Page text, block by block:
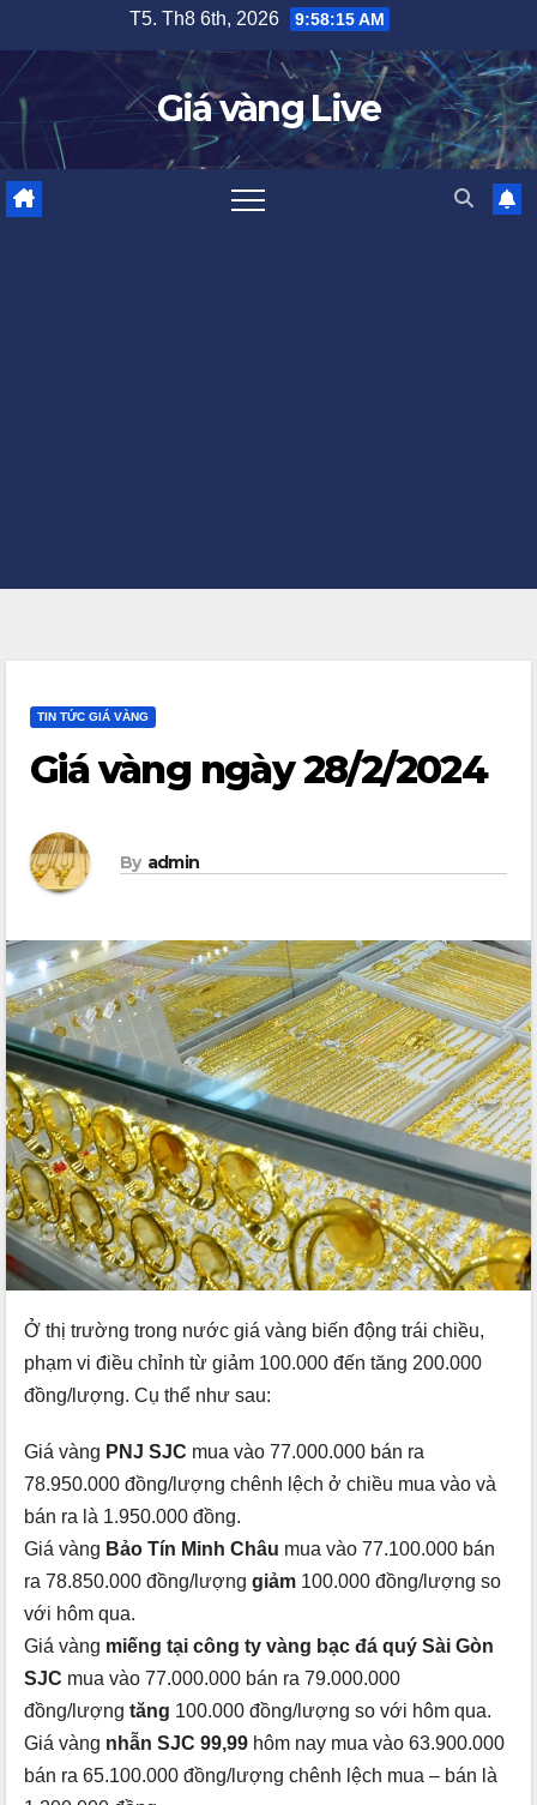
content
T5. Th8 6th, 2026 9:58:16 AM
Giá vàng Live
TIN TỨC GIÁ VÀNG
Giá vàng ngày 28/2/2024
By admin
Ở thị trường trong nước giá vàng biến động trái chiều,
phạm vi điều chỉnh từ giảm 100.000 đến tăng 200.000
đồng/lượng. Cụ thể như sau:
Giá vàng PNJ SJC mua vào 77.000.000 bán ra
78.950.000 đồng/lượng chênh lệch ở chiều mua vào và
bán ra là 1.950.000 đồng.
Giá vàng Bảo Tín Minh Châu mua vào 77.100.000 bán
ra 78.850.000 đồng/lượng giảm 100.000 đồng/lượng so
với hôm qua.
Giá vàng miếng tại công ty vàng bạc đá quý Sài Gòn
SJC mua vào 77.000.000 bán ra 79.000.000
đồng/lượng tăng 100.000 đồng/lượng so với hôm qua.
Giá vàng nhẫn SJC 99,99 hôm nay mua vào 63.900.000
bán ra 65.100.000 đồng/lượng chênh lệch mua – bán là